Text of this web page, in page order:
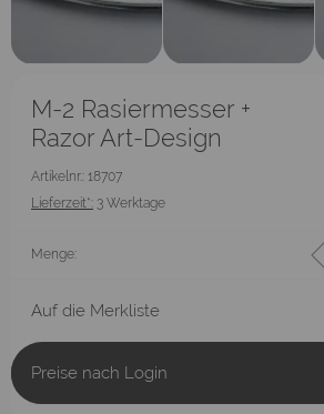
M-2 Rasiermesser +
Razor Art-Design
Artikelnr.: 18707
Lieferzeit*: 3 Werktage
Menge:
Auf die Merkliste
Preise nach Login